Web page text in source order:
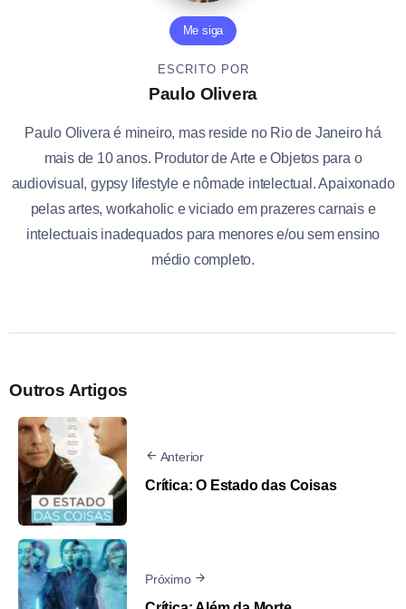
Me siga
ESCRITO POR
Paulo Olivera
Paulo Olivera é mineiro, mas reside no Rio de Janeiro há
mais de 10 anos. Produtor de Arte e Objetos para o
audiovisual, gypsy lifestyle e nômade intelectual. Apaixonado
pelas artes, workaholic e viciado em prazeres carnais e
intelectuais inadequados para menores e/ou sem ensino
médio completo.
Outros Artigos
Anterior
​Crítica: O Estado das Coisas
Próximo